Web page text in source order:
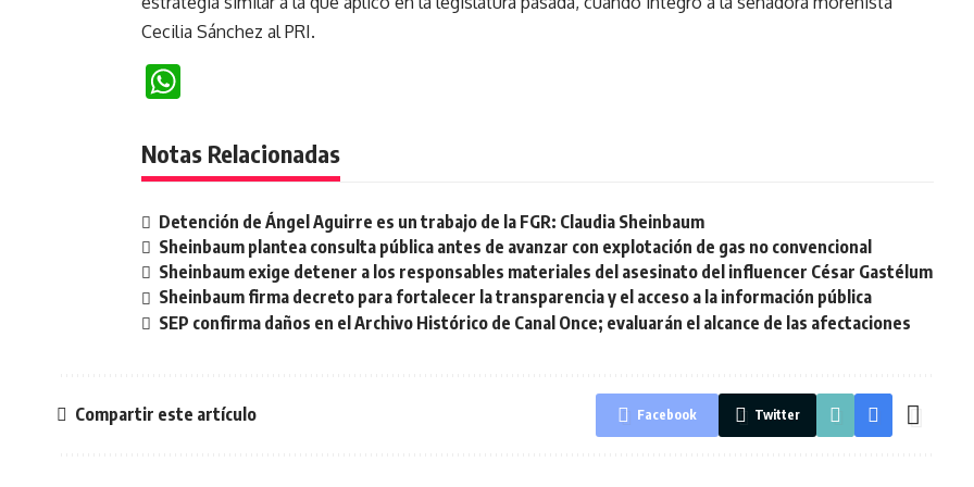
Cecilia Sánchez al PRI.
Notas Relacionadas
Detención de Ángel Aguirre es un trabajo de la FGR: Claudia Sheinbaum
Sheinbaum plantea consulta pública antes de avanzar con explotación de gas no convencional
Sheinbaum exige detener a los responsables materiales del asesinato del influencer César Gastélum
Sheinbaum firma decreto para fortalecer la transparencia y el acceso a la información pública
SEP confirma daños en el Archivo Histórico de Canal Once; evaluarán el alcance de las afectaciones
Compartir este artículo Facebook Twitter